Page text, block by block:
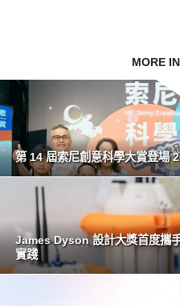
MORE
第 14 屆索尼創意科學大賞登場
James Dyson 設計大獎首度攜
實踐